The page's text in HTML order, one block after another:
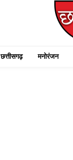
छत्तीसगढ़ मनोरंजन